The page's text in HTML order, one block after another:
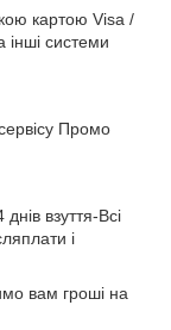
картою Visa /
системи
Промо
взуття-Всі
і
вам гроші на